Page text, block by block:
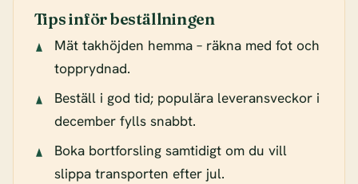
Tips inför beställningen
Mät takhöjden hemma – räkna med fot och
topprydnad.
Beställ i god tid; populära leveransveckor i
december fylls snabbt.
Boka bortforsling samtidigt om du vill
slippa transporten efter jul.